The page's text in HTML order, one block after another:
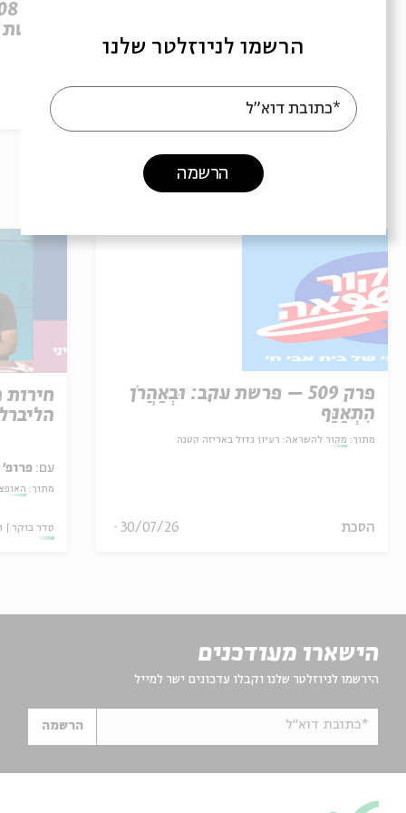
הסכת
לוהטת
הסכת
עוד בבית אבי חי
פרק 509 – פרשת עקב: וּבְאַהֲרֹן
הִתְאַנַּף
מתוך: מקור להשראה: רעיון גדול באריזה קטנה
הסכת 30/07/26
עם: פרופ'
מתוך:
סדר בוקר
הישארו מעודכנים
הירשמו לניוזלטר שלנו וקבלו עדכונים ישר למייל
*כתובת דוא"ל הרשמה
הרשמו לניוזלטר שלנו
*כתובת דוא"ל
הרשמה